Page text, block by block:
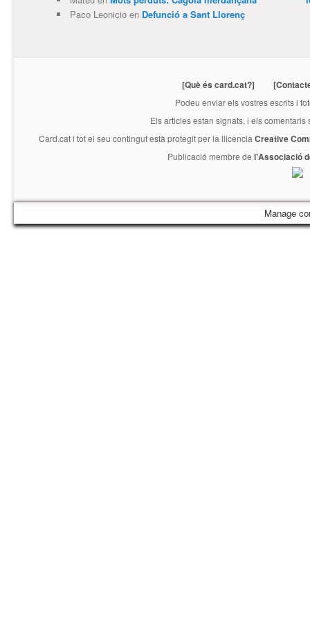
Paco Leonicioen Defunció a Sant Llorenç
[Què és card.cat?]
Podeu enviar els vostres escrits i
Els articles estan signats, i els
Card.cati tot el seu contingut està protegit per la llicencia Creative
Publicació membre de l'Associació
Manage